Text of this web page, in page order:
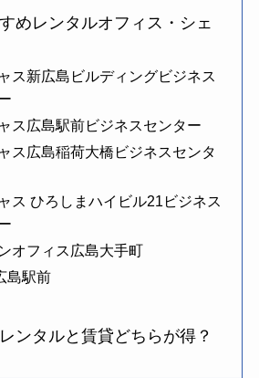
めレンタルオフィス・シェ
ス新広島ビルディングビジネス
ス広島駅前ビジネスセンター
ス広島稲荷大橋ビジネスセンタ
ス ひろしまハイビル21ビジネス
オフィス広島大手町
島駅前
ンタルと賃貸どちらが得？